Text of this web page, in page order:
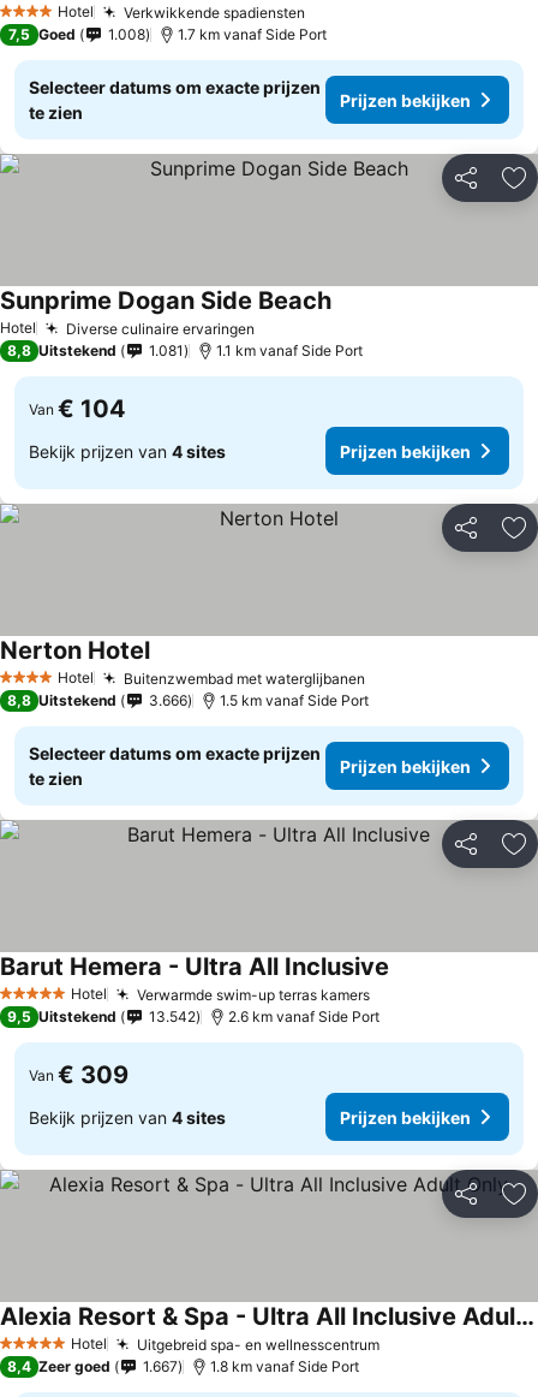
4 SterrenHotel Verkwikkende spadiensten
7,5 Goed 1.008 1.7 km vanaf Side Port
Selecteer datums om exacte prijzen
te zien
Prijzen bekijken
Delen
Hotel Diverse culinaire ervaringen
Sunprime Dogan Side Beach
8,8 Uitstekend 1.081 1.1 km vanaf Side Port
Van € 104
Bekijk prijzen van 4 sites Prijzen bekijken
Delen
4 SterrenHotel Buitenzwembad met waterglijbanen
Nerton Hotel
8,8 Uitstekend 3.666 1.5 km vanaf Side Port
Selecteer datums om exacte prijzen
te zien
Prijzen bekijken
Delen
5 Sterren Hotel Verwarmde swim-up terras kamers
Barut Hemera - Ultra All Inclusive
9,5 Uitstekend 13.542 2.6 km vanaf Side Port
Van € 309
Bekijk prijzen van 4 sites Prijzen bekijken
Delen
5 Sterren Hotel Uitgebreid spa- en wellnesscentrum
Alexia Resort & Spa - Ultra All Inclusive Adult Only
8,4 Zeer goed 1.667 1.8 km vanaf Side Port